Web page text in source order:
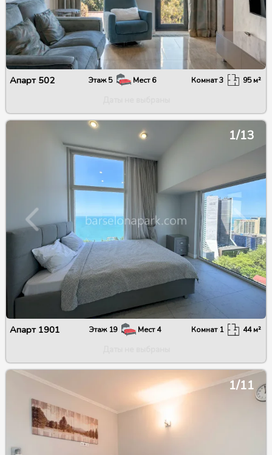
Апарт 502 Этаж5 Мест6 Комнат3 95м²
1/13
Апарт 1901 Этаж 19 Мест4 Комнат 1 44м²
1/11